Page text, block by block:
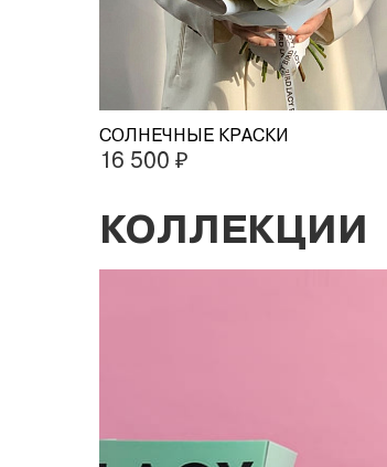
СОЛНЕЧНЫЕ КРАСКИ
16 500 ₽
КОЛЛЕКЦИИ